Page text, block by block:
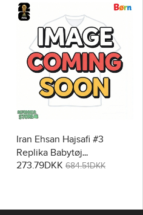
Iran Ehsan Hajsafi #3
Replika Babytøj
Udebanesæt Børn VM
273.79DKK 684.51DKK